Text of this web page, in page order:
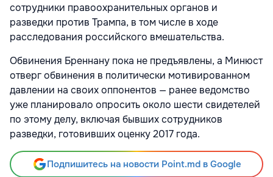
сотрудники правоохранительных органов и
разведки против Трампа, в том числе в ходе
расследования российского вмешательства.
Обвинения Бреннану пока не предъявлены, а Минюст
отверг обвинения в политически мотивированном
давлении на своих оппонентов — ранее ведомство
уже планировало опросить около шести свидетелей
по этому делу, включая бывших сотрудников
разведки, готовивших оценку 2017 года.
Подпишитесь на новости Point.md в Google